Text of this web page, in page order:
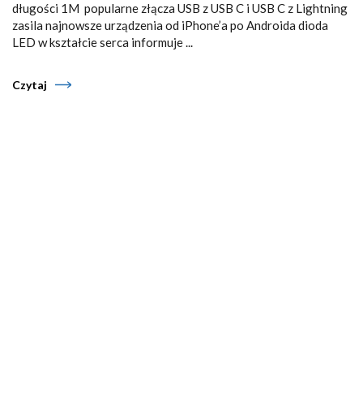
długości 1M popularne złącza USB z USB C i USB C z Lightning
zasila najnowsze urządzenia od iPhone’a po Androida dioda
LED w kształcie serca informuje ...
Czytaj